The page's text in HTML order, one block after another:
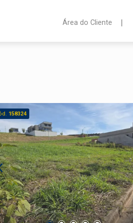
Área do Cliente |
158324